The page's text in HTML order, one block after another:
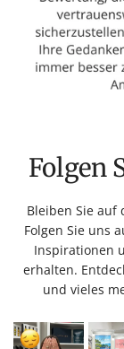
Bleiben Sie auf
Folgen Sie uns
Inspirationen
erhalten.
und vieles